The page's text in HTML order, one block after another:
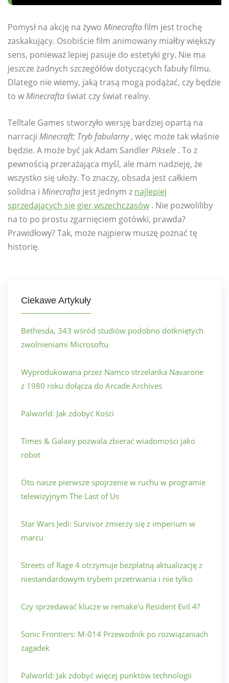
Pomysł na akcję na żywo Minecraftafilm jest trochę
zaskakujący. Osobiście film animowany miałby większy
sens, ponieważ lepiej pasuje do estetyki gry. Nie ma
jeszcze żadnych szczegółów dotyczących fabuły filmu.
Dlatego nie wiemy, jaką trasą mogą podążać, czy będzie
to wMinecrafta świat czy świat realny.
Telltale Games stworzyło wersję bardziej opartą na
narracji Minecraft: Tryb fabularny, więc może tak właśnie
będzie. A może być jak Adam SandlerPiksele . To z
pewnością przerażająca myśl, ale mam nadzieję, że
wszystko się ułoży. To znaczy, obsada jest całkiem
solidna i Minecrafta jest jednym z najlepiej
sprzedających się gier wszechczasów. Nie pozwoliliby
na to po prostu zgarnięciem gotówki, prawda?
Prawidłowy? Tak, może najpierw muszę poznać tę
historię.
Ciekawe Artykuły
Bethesda, 343 wśród studiów podobno dotkniętych
zwolnieniami Microsoftu
Wyprodukowana przez Namco strzelanka Navarone
z 1980 roku dołącza do Arcade Archives
Palworld: Jak zdobyć Kości
Times & Galaxy pozwala zbierać wiadomości jako
robot
Oto nasze pierwsze spojrzenie w ruchu w programie
telewizyjnym The Last of Us
Star Wars Jedi: Survivor zmierzy się z imperium w
marcu
Streets of Rage 4 otrzymuje bezpłatną aktualizację z
niestandardowym trybem przetrwania i nie tylko
Czy sprzedawać klucze w remake'u Resident Evil 4?
Sonic Frontiers: M-014 Przewodnik po rozwiązaniach
zagadek
Palworld: Jak zdobyć więcej punktów technologii